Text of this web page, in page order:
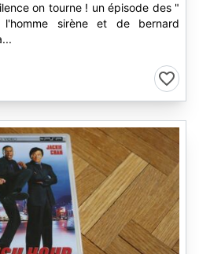
on tourne ! un épisode des "
l'homme sirène et de bernard